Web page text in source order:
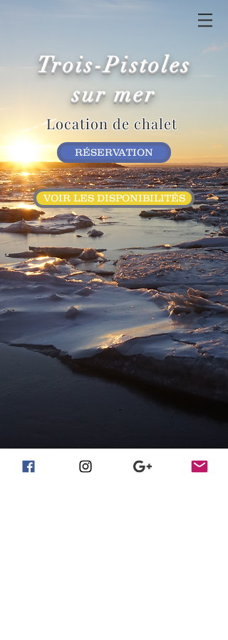
Trois-Pistoles
sur mer
Location de chalet
RÉSERVATION
VOIR LES DISPONIBILITÉS